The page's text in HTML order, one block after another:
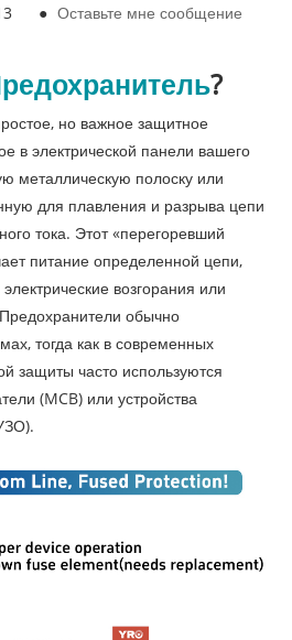
● Оставьте мне сообщение
?
но важное защитное
в электрической панели вашего
металлическую полоску или
для плавления и разрыва цепи
тока. Этот «перегоревший
питание определенной цепи,
возгорания или
обычно
тогда как в современных
защиты часто используются
(MCB) или устройства